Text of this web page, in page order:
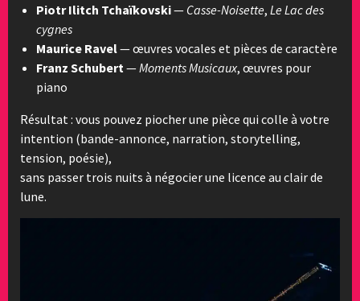
Piotr Ilitch Tchaïkovski— Casse-Noisette, Le Lac des
cygnes
Maurice Ravel— œuvres vocales et pièces de caractère
Franz Schubert —Moments Musicaux, œuvres pour
piano
Résultat : vous pouvez piocher une pièce qui colle à votre
intention (bande-annonce, narration, storytelling,
tension, poésie),
sans passer trois nuits à négocier une licence au clair de
lune.